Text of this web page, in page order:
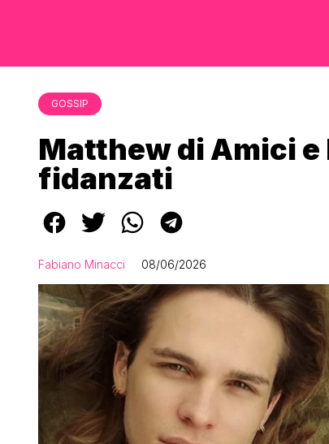
GOSSIP
Matthew di Amici
fidanzati
Fabiano Minacci 08/06/2026